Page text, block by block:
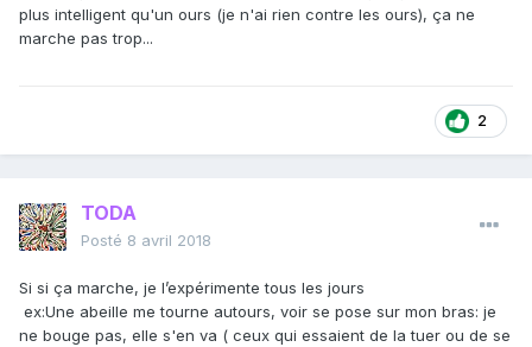
plus intelligent qu'un ours (je n'ai rien contre les ours), ça ne
marche pas trop...
2
TODA
Posté 8 avril 2018
Si si ça marche, je l’expérimente tous les jours
ex:Une abeille me tourne autours, voir se pose sur mon bras: je
ne bouge pas, elle s'en va ( ceux qui essaient de la tuer ou de se